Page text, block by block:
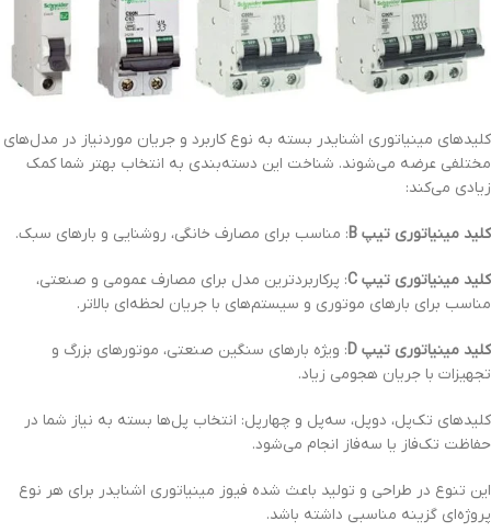
کلیدهای مینیاتوری اشنایدر بسته به نوع کاربرد و جریان موردنیاز در مدل‌های
مختلفی عرضه می‌شوند. شناخت این دسته‌بندی به انتخاب بهتر شما کمک
زیادی می‌کند:
کلید مینیاتوری تیپ B : مناسب برای مصارف خانگی، روشنایی و بارهای سبک.
کلید مینیاتوری تیپ C
: پرکاربردترین مدل برای مصارف عمومی و صنعتی،
مناسب برای بارهای موتوری و سیستم‌های با جریان لحظه‌ای بالاتر.
کلید مینیاتوری تیپ D
: ویژه بارهای سنگین صنعتی، موتورهای بزرگ و
تجهیزات با جریان هجومی زیاد.
کلیدهای تک‌پل، دوپل، سه‌پل و چهارپل: انتخاب پل‌ها بسته به نیاز شما در
حفاظت تک‌فاز یا سه‌فاز انجام می‌شود.
این تنوع در طراحی و تولید باعث شده فیوز مینیاتوری اشنایدر برای هر نوع
پروژه‌ای گزینه مناسبی داشته باشد.